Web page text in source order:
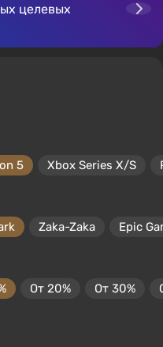
целевых
5 Xbox Series X/S
Zaka-Zaka Epic
От 20% От 30%